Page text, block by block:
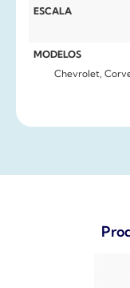
ESCALA
MODELOS
Chevrolet,